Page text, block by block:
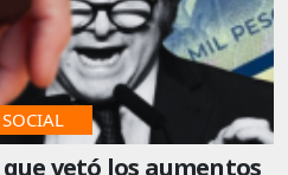
vetó los aumentos